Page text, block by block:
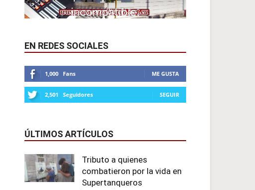
EN REDES SOCIALES
1,000 Fans ME GUSTA
2,501 Seguidores SEGUIR
ÚLTIMOS ARTÍCULOS
Tributo a quienes
combatieron por la vida en
Supertanqueros